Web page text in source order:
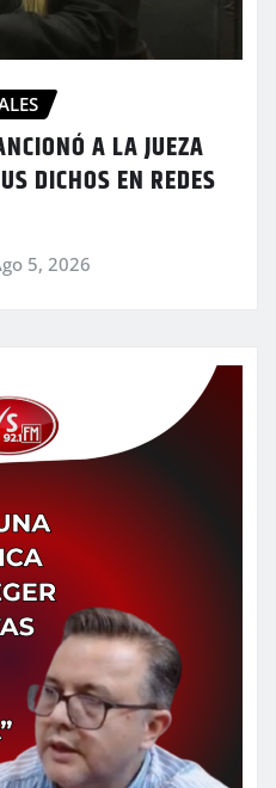
A LA JUEZA
DICHOS EN REDES
5, 2026